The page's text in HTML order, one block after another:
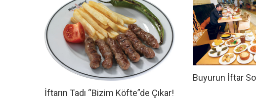
İftarın Tadı “Bizim Köfte”de Çıkar!
Buyurun İftar